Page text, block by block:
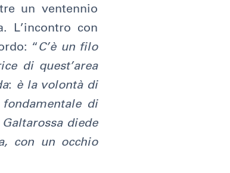
un ventennio
L’incontro con
“ C’è un filo
di quest’area
: è la volontà di
di
diede
con un occhio